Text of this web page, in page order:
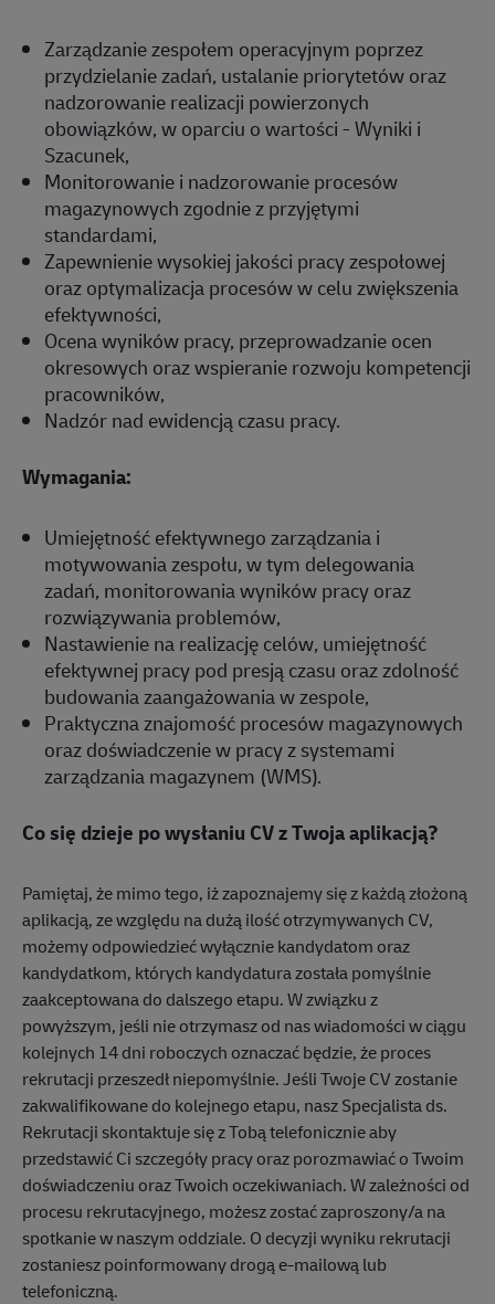
Zarządzanie zespołem operacyjnym poprzez
przydzielanie zadań, ustalanie priorytetów oraz
nadzorowanie realizacji powierzonych
obowiązków, w oparciu o wartości - Wyniki i
Szacunek,
Monitorowanie i nadzorowanie procesów
magazynowych zgodnie z przyjętymi
standardami,
Zapewnienie wysokiej jakości pracy zespołowej
oraz optymalizacja procesów w celu zwiększenia
efektywności,
Ocena wyników pracy, przeprowadzanie ocen
okresowych oraz wspieranie rozwoju kompetencji
pracowników,
Nadzór nad ewidencją czasu pracy.
Wymagania:
Umiejętność efektywnego zarządzania i
motywowania zespołu, w tym delegowania
zadań, monitorowania wyników pracy oraz
rozwiązywania problemów,
Nastawienie na realizację celów, umiejętność
efektywnej pracy pod presją czasu oraz zdolność
budowania zaangażowania w zespole,
Praktyczna znajomość procesów magazynowych
oraz doświadczenie w pracy z systemami
zarządzania magazynem (WMS).
Co się dzieje po wysłaniu CV z Twoja aplikacją?
Pamiętaj, że mimo tego, iż zapoznajemy się z każdą złożoną
aplikacją, ze względu na dużą ilość otrzymywanych CV,
możemy odpowiedzieć wyłącznie kandydatom oraz
kandydatkom, których kandydatura została pomyślnie
zaakceptowana do dalszego etapu. W związku z
powyższym, jeśli nie otrzymasz od nas wiadomości w ciągu
kolejnych 14 dni roboczych oznaczać będzie, że proces
rekrutacji przeszedł niepomyślnie. Jeśli Twoje CV zostanie
zakwalifikowane do kolejnego etapu, nasz Specjalista ds.
Rekrutacji skontaktuje się z Tobą telefonicznie aby
przedstawić Ci szczegóły pracy oraz porozmawiać o Twoim
doświadczeniu oraz Twoich oczekiwaniach. W zależności od
procesu rekrutacyjnego, możesz zostać zaproszony/a na
spotkanie w naszym oddziale. O decyzji wyniku rekrutacji
zostaniesz poinformowany drogą e-mailową lub
telefoniczną.